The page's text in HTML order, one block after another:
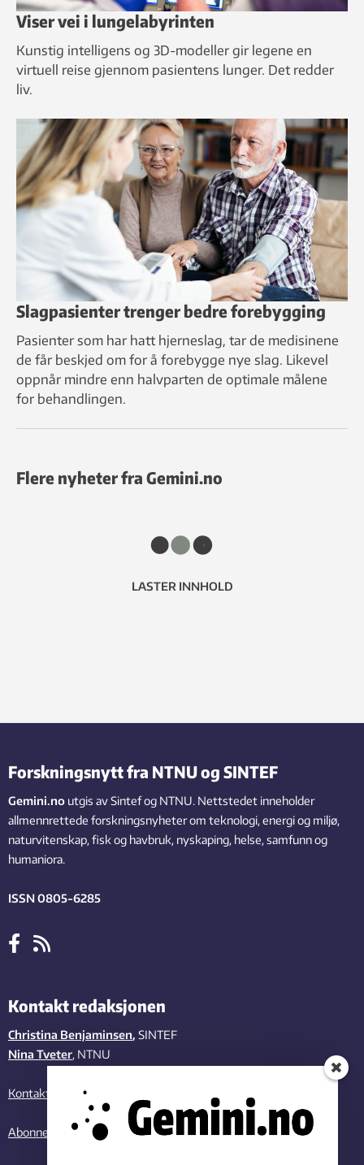
Viser vei i lungelabyrinten
Kunstig intelligens og 3D-modeller gir legene en
virtuell reise gjennom pasientens lunger. Det redder
liv.
Slagpasienter trenger bedre forebygging
Pasienter som har hatt hjerneslag, tar de medisinene
de får beskjed om for å forebygge nye slag. Likevel
oppnår mindre enn halvparten de optimale målene
for behandlingen.
Flere nyheter fra Gemini.no
LASTER INNHOLD
Forskningsnytt fra NTNU og SINTEF
Gemini.no utgis av Sintef og NTNU. Nettstedet inneholder
allmennrettede forskningsnyheter om teknologi, energi og miljø,
naturvitenskap, fisk og havbruk, nyskaping, helse, samfunn og
humaniora.
ISSN 0805-6285
Kontakt redaksjonen
Christina Benjaminsen, SINTEF
Nina Tveter, NTNU
Kontakt oss
Abonner på vårt nyhetsbrev